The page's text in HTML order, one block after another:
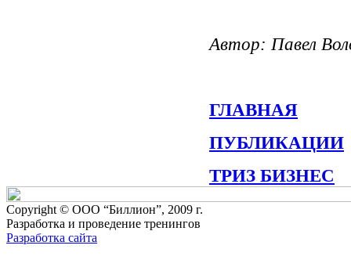
Автор: Павел
ГЛАВНАЯ
ПУБЛИКАЦИИ
ТРИЗ БИЗНЕС
Copyright © ООО “Биллион”, 2009 г.
Разработка и проведение тренингов
Разработка сайта